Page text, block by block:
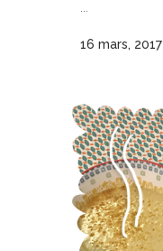
16 mars, 2017